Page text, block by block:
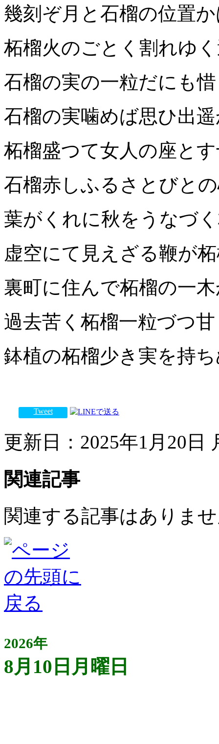
幾刻ぞ月と石榴の位置
柘榴火のごとく割れゆ
石榴の実の一粒だにも
石榴の実噛めば思ひ出
柘榴盛つて女人の座と
石榴赤しふるさとびと
葉がくれに秋をうなづ
虚空にて見えざる鞭が
裏町に住んで柘榴の一
過去苦く柘榴一粒づつ
鉢植の柘榴少き実を持
Tweet
更新日：2025年1月20日
関連記事
関連する記事はありま
2026年
8月10日月曜日